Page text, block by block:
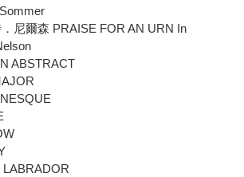
尼爾森 PRAISE FOR AN URN In
ABSTRACT